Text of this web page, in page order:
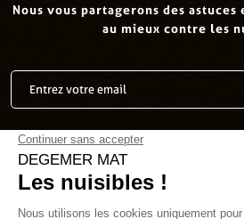
Nous vous partagerons des
au mieux contre les
J’accepte la politique de